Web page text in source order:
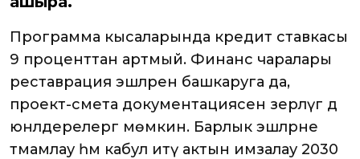
Программа кысаларында кредит ставкасы
9 проценттан артмый. Финанс чаралары
реставрация эшләрен башкаруга да,
проект-смета документациясен әзерләүгә дә
юнәлдерелергә мөмкин. Барлык эшләрне
тәмамлау һәм кабул итү актын имзалау 2030